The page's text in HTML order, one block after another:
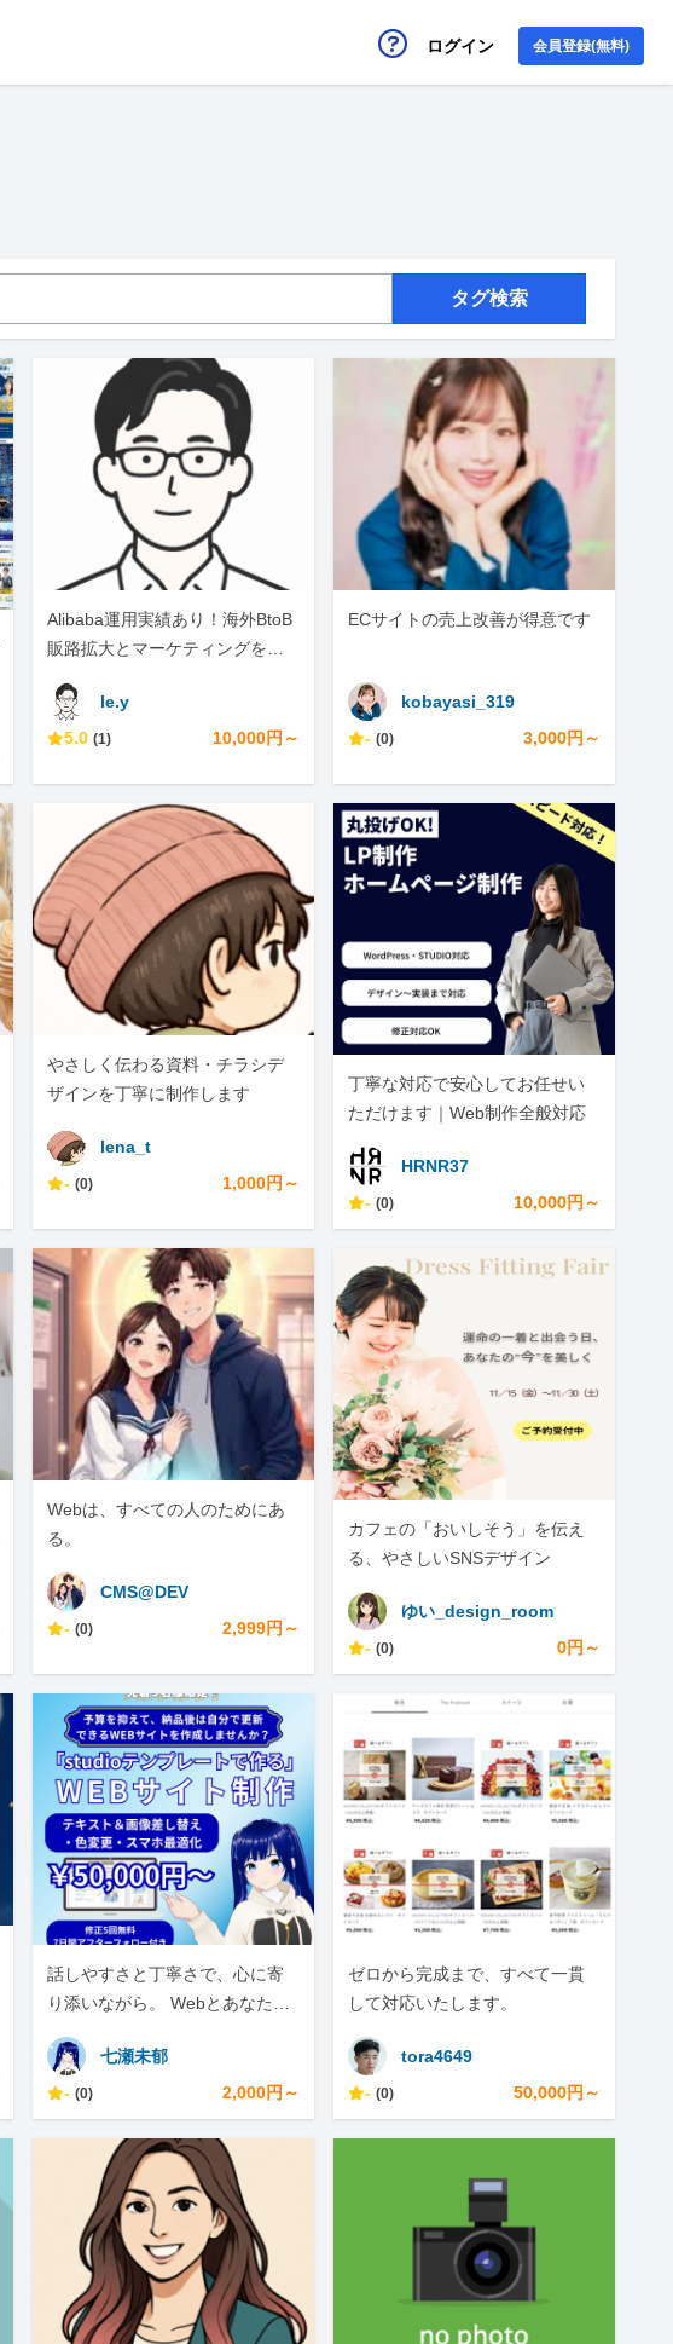
ログイン 会員登録(無料)
タグ検索
Alibaba運用実績あり！海外BtoB
販路拡大とマーケティングを支
le.y
5.0 (1) 10,000円～
ECサイトの売上改善が得意です
kobayasi_319
- (0) 3,000円～
やさしく伝わる資料・チラシデ
ザインを丁寧に制作します
lena_t
- (0) 1,000円～
丁寧な対応で安心してお任せい
ただけます｜Web制作全般対応
HRNR37
- (0) 10,000円～
Webは、すべての人のためにあ
る。
CMS@DEV
- (0) 2,999円～
カフェの「おいしそう」を伝え
る、やさしいSNSデザイン
ゆい_design_room
- (0) 0円～
話しやすさと丁寧さで、心に寄
り添いながら。 Webとあなたを
です。
七瀬未郁
- (0) 2,000円～
ゼロから完成まで、すべて一貫
して対応いたします。
tora4649
- (0) 50,000円～